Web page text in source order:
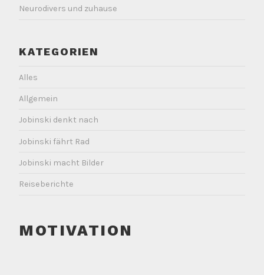
Neurodivers und zuhause
KATEGORIEN
Alles
Allgemein
Jobinski denkt nach
Jobinski fährt Rad
Jobinski macht Bilder
Reiseberichte
MOTIVATION